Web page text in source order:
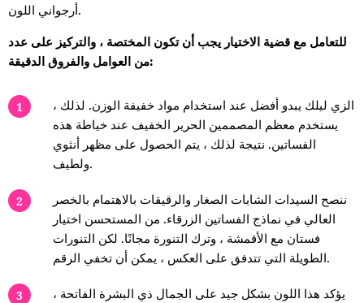
أرجواني اللون.
للتعامل مع قضية الاختيار يجب أن تكون المختصة ، والتركيز على عدد
من العوامل والفروق الدقيقة:
الزي ليلك يبدو أفضل عند استخدام مواد خفيفة الوزن. لذلك ،
يستخدم معظم المصممين الحرير الخفيف عند خياطة هذه
الفساتين. نتيجة لذلك ، يتم الحصول على مظهر أنثوي
ولطيف.
ننصح السيدات الشابات الصغار والرقيقات بالاهتمام بالخصر
العالي في نماذج الفساتين الزرقاء. من المستحسن اختيار
فستان مع الأقمشة ، وترك التنورة مجانًا. لكن التنورات
الطويلة التي تتدفق على العكس ، يمكن أن تخفي الرقم.
يؤكد هذا اللون بشكل جيد على الجمال ذي البشرة الفاتحة ،